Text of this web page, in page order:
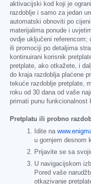
aktivacijski kod koji je
razdoblje i samo za jedan
automatski obnoviti po
materijalima ponude i
ovdje uključeni referencom;
ili promociji po detaljima
kontinuirani korisnik
pretplate, ako otkažete, i
do kraja razdoblja plaćene
tekuće razdoblje pretplate,
roku od 30 dana od vaše
primati punu funkcionalnost
Pretplatu ili probno
Idite na
u gornjem desnom
Prijavite se sa
U navigacijskom
Pored vaše
otkazivanje